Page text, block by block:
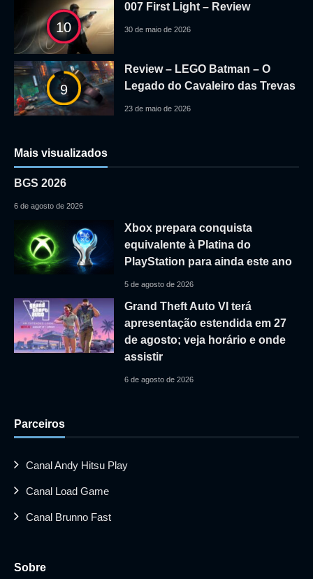
10
007 First Light – Review
30 de maio de 2026
9
Review – LEGO Batman – O
Legado do Cavaleiro das Trevas
23 de maio de 2026
Mais visualizados
BGS 2026
6 de agosto de 2026
Xbox prepara conquista
equivalente à Platina do
PlayStation para ainda este ano
5 de agosto de 2026
Grand Theft Auto VI terá
apresentação estendida em 27
de agosto; veja horário e onde
assistir
6 de agosto de 2026
Parceiros
Canal Andy Hitsu Play
Canal Load Game
Canal Brunno Fast
Sobre